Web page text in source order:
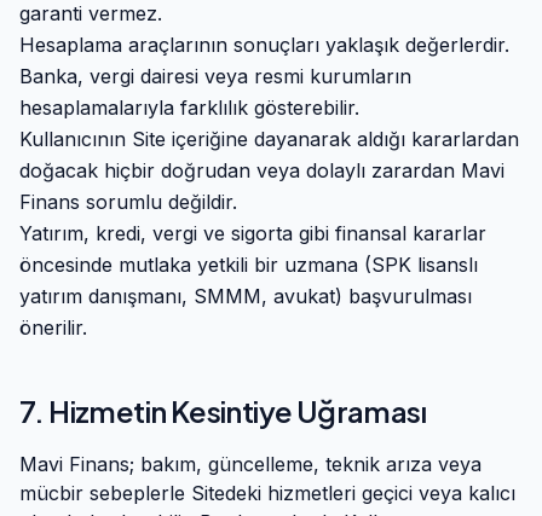
garanti vermez.
Hesaplama araçlarının sonuçları yaklaşık değerlerdir.
Banka, vergi dairesi veya resmi kurumların
hesaplamalarıyla farklılık gösterebilir.
Kullanıcının Site içeriğine dayanarak aldığı kararlardan
doğacak hiçbir doğrudan veya dolaylı zarardan Mavi
Finans sorumlu değildir.
Yatırım, kredi, vergi ve sigorta gibi finansal kararlar
öncesinde mutlaka yetkili bir uzmana (SPK lisanslı
yatırım danışmanı, SMMM, avukat) başvurulması
önerilir.
7. Hizmetin Kesintiye Uğraması
Mavi Finans; bakım, güncelleme, teknik arıza veya
mücbir sebeplerle Sitedeki hizmetleri geçici veya kalıcı